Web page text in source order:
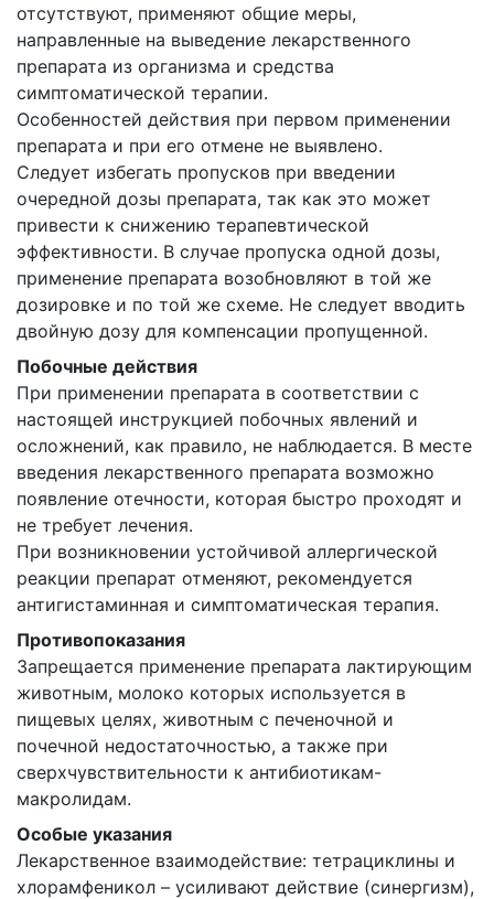
отсутствуют, применяют общие меры,
направленные на выведение лекарственного
препарата из организма и средства
симптоматической терапии.
Особенностей действия при первом применении
препарата и при его отмене не выявлено.
Следует избегать пропусков при введении
очередной дозы препарата, так как это может
привести к снижению терапевтической
эффективности. В случае пропуска одной дозы,
применение препарата возобновляют в той же
дозировке и по той же схеме. Не следует вводить
двойную дозу для компенсации пропущенной.
Побочные действия
При применении препарата в соответствии с
настоящей инструкцией побочных явлений и
осложнений, как правило, не наблюдается. В месте
введения лекарственного препарата возможно
появление отечности, которая быстро проходят и
не требует лечения.
При возникновении устойчивой аллергической
реакции препарат отменяют, рекомендуется
антигистаминная и симптоматическая терапия.
Противопоказания
Запрещается применение препарата лактирующим
животным, молоко которых используется в
пищевых целях, животным с печеночной и
почечной недостаточностью, а также при
сверхчувствительности к антибиотикам-
макролидам.
Особые указания
Лекарственное взаимодействие: тетрациклины и
хлорамфеникол – усиливают действие (синергизм),